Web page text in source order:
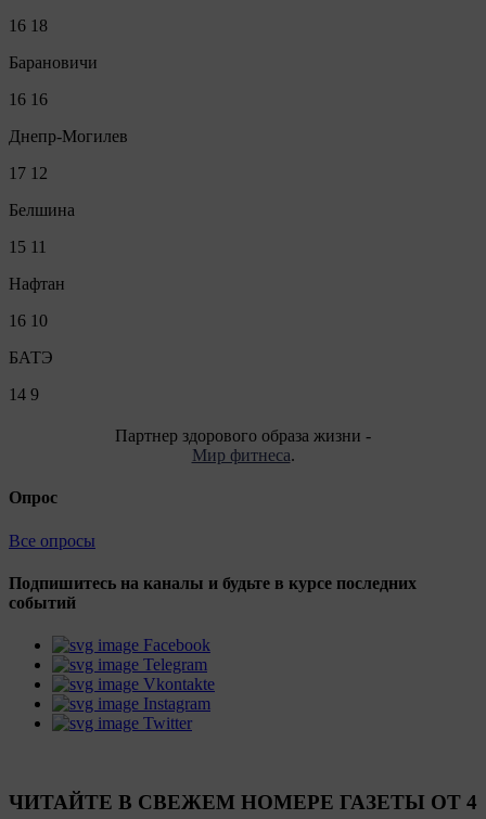
16 18
Барановичи
16 16
Днепр-Могилев
17 12
Белшина
15 11
Нафтан
16 10
БАТЭ
14 9
Партнер здорового образа жизни -
Мир фитнеса.
Опрос
Все опросы
Подпишитесь на каналы и будьте в курсе последних
событий
Facebook
Telegram
Vkontakte
Instagram
Twitter
ЧИТАЙТЕ В СВЕЖЕМ НОМЕРЕ ГАЗЕТЫ ОТ 4